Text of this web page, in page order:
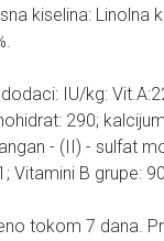
kiselina: Linolna
IU/kg:
290;
- (II) - sulfat
Vitamini B grupe:
tokom 7 dana.